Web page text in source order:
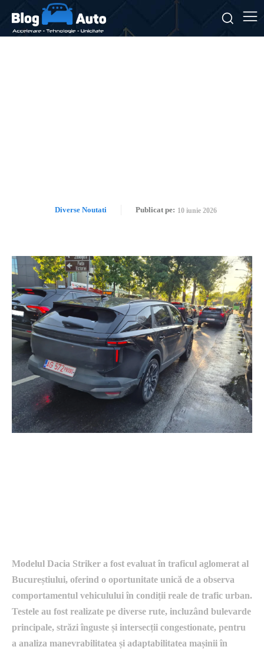
Diverse Noutati Publicat pe: 10 iunie 2026
Modelul Dacia Striker a fost evaluat în traficul aglomerat al
Bucureștiului, oferind o oportunitate unică de a observa
comportamentul vehiculului în condiții reale de trafic urban.
Testele au fost realizate pe diverse rute, incluzând bulevarde
principale, străzi înguste și intersecții congestionate, pentru
a analiza manevrabilitatea și adaptabilitatea mașinii în